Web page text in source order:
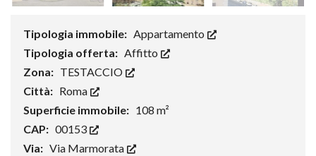
Tipologia immobile: Appartamento
Tipologia offerta: Affitto
Zona: TESTACCIO
Città: Roma
Superficie immobile: 108 m²
CAP: 00153
Via: Via Marmorata